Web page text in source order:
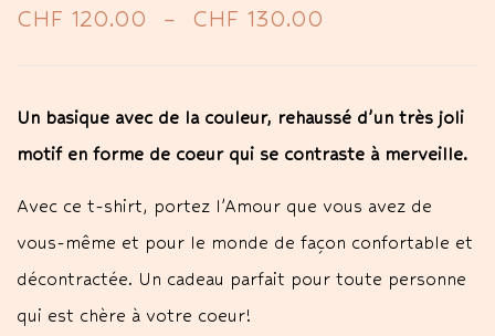
CHF 120.00 – CHF 130.00
Un basique avec de la couleur, rehaussé d’un très joli
motif en forme de coeur qui se contraste à merveille.
Avec ce t-shirt, portez l’Amour que vous avez de
vous-même et pour le monde de façon confortable et
décontractée. Un cadeau parfait pour toute personne
qui est chère à votre coeur!